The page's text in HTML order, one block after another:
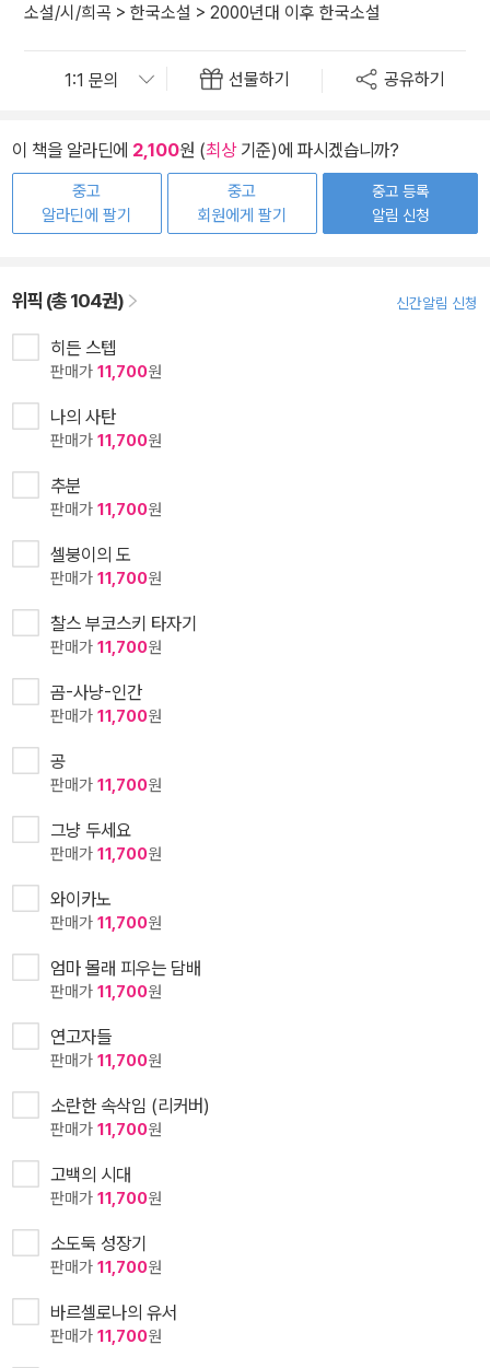
소설/시/희곡 > 한국소설 > 2000년대 이후 한국소설
선물하기 공유하기
이 책을 알라딘에 2,100원 (최상기준)에 파시겠습니까?
중고
알라딘에 팔기
중고
회원에게 팔기
중고 등록
알림 신청
위픽 (총 104권) 신간알림 신청
히든 스텝
판매가 11,700원
나의 사탄
판매가 11,700원
추분
판매가 11,700원
셀붕이의 도
판매가 11,700원
찰스 부코스키 타자기
판매가 11,700원
곰-사냥-인간
판매가 11,700원
공
판매가 11,700원
그냥 두세요
판매가 11,700원
와이카노
판매가 11,700원
엄마 몰래 피우는 담배
판매가 11,700원
연고자들
판매가 11,700원
소란한 속삭임 (리커버)
판매가 11,700원
고백의 시대
판매가 11,700원
소도둑 성장기
판매가 11,700원
바르셀로나의 유서
판매가 11,700원